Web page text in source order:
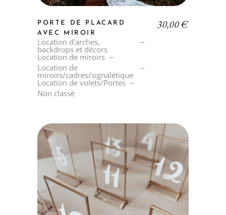
PORTE DE PLACARD
AVEC MIROIR
Location d'arches,
backdrops et décors
Location de miroirs
Location de
miroirs/cadres/signalétique
Location de volets/Portes
Non classé
30,00€